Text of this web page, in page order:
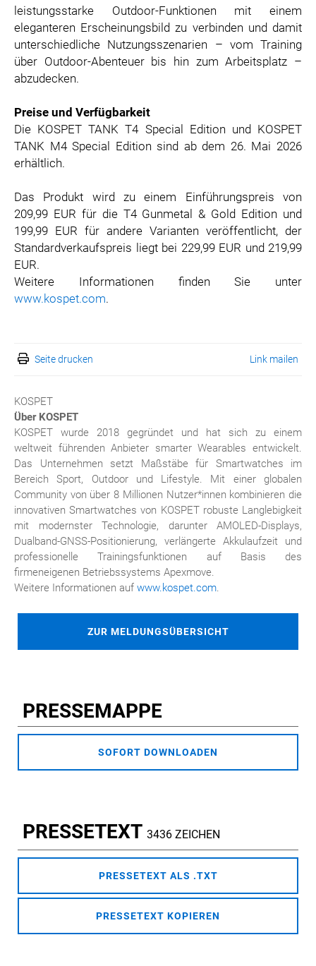
leistungsstarke Outdoor-Funktionen mit einem
eleganteren Erscheinungsbild zu verbinden und damit
unterschiedliche Nutzungsszenarien – vom Training
über Outdoor-Abenteuer bis hin zum Arbeitsplatz –
abzudecken.
Preise und Verfügbarkeit
Die KOSPET TANK T4 Special Edition und KOSPET
TANK M4 Special Edition sind ab dem 26. Mai 2026
erhältlich.
Das Produkt wird zu einem Einführungspreis von
209,99 EUR für die T4 Gunmetal & Gold Edition und
199,99 EUR für andere Varianten veröffentlicht, der
Standardverkaufspreis liegt bei 229,99 EUR und 219,99
EUR.
Weitere Informationen finden Sie unter
www.kospet.com.
Seite drucken Link mailen
KOSPET
Über KOSPET
KOSPET wurde 2018 gegründet und hat sich zu einem
weltweit führenden Anbieter smarter Wearables entwickelt.
Das Unternehmen setzt Maßstäbe für Smartwatches im
Bereich Sport, Outdoor und Lifestyle. Mit einer globalen
Community von über 8 Millionen Nutzer*innen kombinieren die
innovativen Smartwatches von KOSPET robuste Langlebigkeit
mit modernster Technologie, darunter AMOLED-Displays,
Dualband-GNSS-Positionierung, verlängerte Akkulaufzeit und
professionelle Trainingsfunktionen auf Basis des
firmeneigenen Betriebssystems Apexmove.
Weitere Informationen auf www.kospet.com.
ZUR MELDUNGSÜBERSICHT
PRESSEMAPPE
SOFORT DOWNLOADEN
PRESSETEXT 3436 ZEICHEN
PRESSETEXT ALS .TXT
PRESSETEXT KOPIEREN